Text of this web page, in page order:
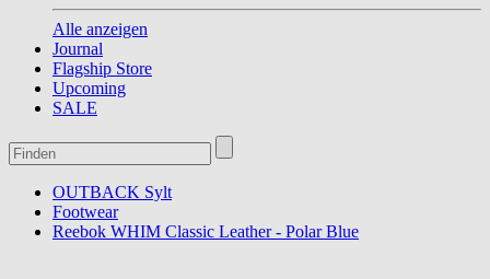
Alle anzeigen
Journal
Flagship Store
Upcoming
SALE
OUTBACK Sylt
Footwear
Reebok WHIM Classic Leather - Polar Blue